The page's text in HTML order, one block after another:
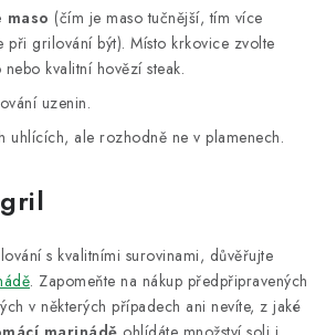
(čím je maso tučnější, tím více
při grilování být). Místo krkovice zvolte
kvalitní hovězí steak.
uzenin.
uhlících, ale rozhodně ne v plamenech.
s kvalitními surovinami, důvěřujte
. Zapomeňte na nákup předpřipravených
v některých případech ani nevíte, z jaké